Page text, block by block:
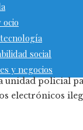
social
y negocios
unidad policial
electrónicos